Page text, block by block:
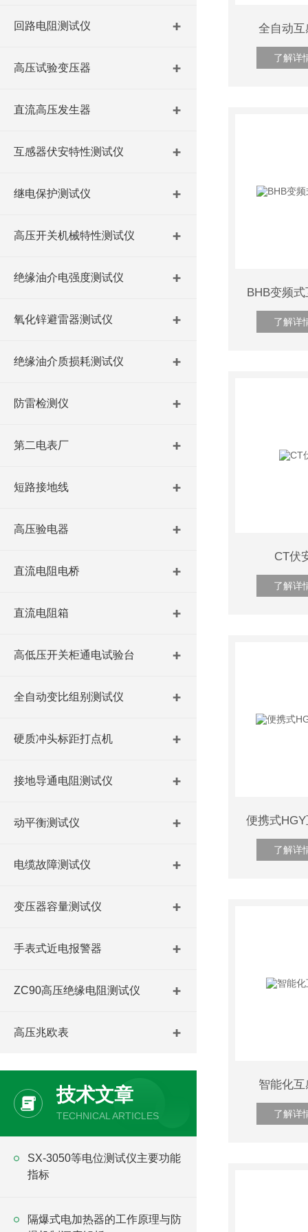
回路电阻测试仪
高压试验变压器
直流高压发生器
互感器伏安特性测试仪
继电保护测试仪
高压开关机械特性测试仪
绝缘油介电强度测试仪
氧化锌避雷器测试仪
绝缘油介质损耗测试仪
防雷检测仪
第二电表厂
短路接地线
高压验电器
直流电阻电桥
直流电阻箱
高低压开关柜通电试验台
全自动变比组别测试仪
硬质冲头标距打点机
接地导通电阻测试仪
动平衡测试仪
电缆故障测试仪
变压器容量测试仪
手表式近电报警器
ZC90高压绝缘电阻测试仪
高压兆欧表
技术文章
TECHNICAL ARTICLES
SX-3050等电位测试仪主要功能
指标
隔爆式电加热器的工作原理与防
全自动
了解详
BHB变频
了解详
CT伏
了解详
便携式
了解详
智能化
了解详